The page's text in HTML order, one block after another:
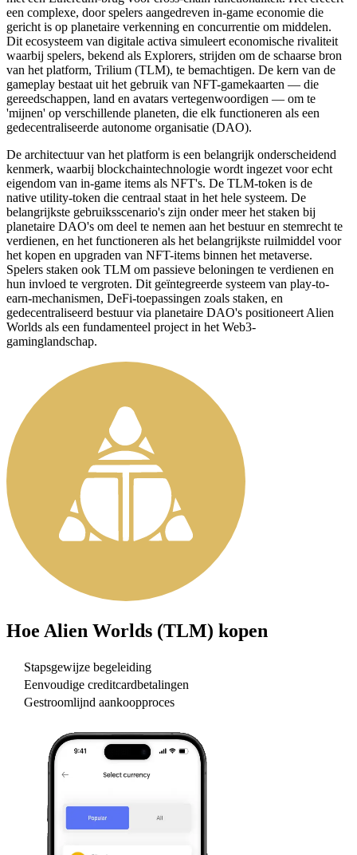
een complexe, door spelers aangedreven in-game economie die
gericht is op planetaire verkenning en concurrentie om middelen.
Dit ecosysteem van digitale activa simuleert economische rivaliteit
waarbij spelers, bekend als Explorers, strijden om de schaarse bron
van het platform, Trilium (TLM), te bemachtigen. De kern van de
gameplay bestaat uit het gebruik van NFT-gamekaarten — die
gereedschappen, land en avatars vertegenwoordigen — om te
'mijnen' op verschillende planeten, die elk functioneren als een
gedecentraliseerde autonome organisatie (DAO).
De architectuur van het platform is een belangrijk onderscheidend
kenmerk, waarbij blockchaintechnologie wordt ingezet voor echt
eigendom van in-game items als NFT's. De TLM-token is de
native utility-token die centraal staat in het hele systeem. De
belangrijkste gebruiksscenario's zijn onder meer het staken bij
planetaire DAO's om deel te nemen aan het bestuur en stemrecht te
verdienen, en het functioneren als het belangrijkste ruilmiddel voor
het kopen en upgraden van NFT-items binnen het metaverse.
Spelers staken ook TLM om passieve beloningen te verdienen en
hun invloed te vergroten. Dit geïntegreerde systeem van play-to-
earn-mechanismen, DeFi-toepassingen zoals staken, en
gedecentraliseerd bestuur via planetaire DAO's positioneert Alien
Worlds als een fundamenteel project in het Web3-
gaminglandschap.
Hoe Alien Worlds (TLM) kopen
Stapsgewijze begeleiding
Eenvoudige creditcardbetalingen
Gestroomlijnd aankoopproces